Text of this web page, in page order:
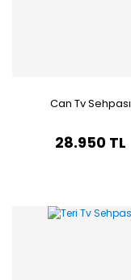
Can Tv Sehpası
28.950 TL